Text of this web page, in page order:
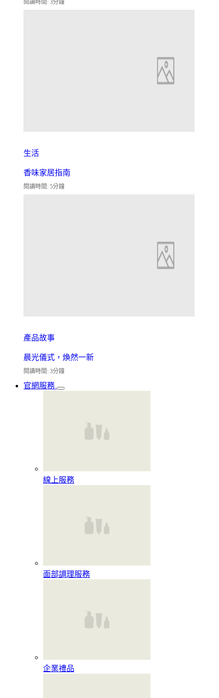
閱讀時間: 3分鐘
生活
香味家居指南
閱讀時間: 5分鐘
產品故事
晨光儀式，煥然一新
閱讀時間: 3分鐘
官網服務
線上服務
面部調理服務
企業禮品